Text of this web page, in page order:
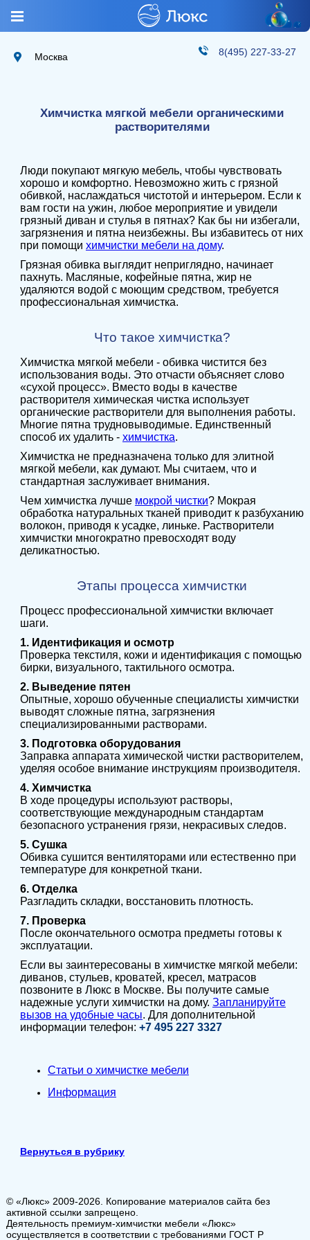
Москва 8(495) 227-33-27
Химчистка мягкой мебели органическими
растворителями
Люди покупают мягкую мебель, чтобы чувствовать
хорошо и комфортно. Невозможно жить с грязной
обивкой, наслаждаться чистотой и интерьером. Если к
вам гости на ужин, любое мероприятие и увидели
грязный диван и стулья в пятнах? Как бы ни избегали,
загрязнения и пятна неизбежны. Вы избавитесь от них
при помощи химчистки мебели на дому.
Грязная обивка выглядит неприглядно, начинает
пахнуть. Масляные, кофейные пятна, жир не
удаляются водой с моющим средством, требуется
профессиональная химчистка.
Что такое химчистка?
Химчистка мягкой мебели - обивка чистится без
использования воды. Это отчасти объясняет слово
«сухой процесс». Вместо воды в качестве
растворителя химическая чистка использует
органические растворители для выполнения работы.
Многие пятна трудновыводимые. Единственный
способ их удалить - химчистка.
Химчистка не предназначена только для элитной
мягкой мебели, как думают. Мы считаем, что и
стандартная заслуживает внимания.
Чем химчистка лучше мокрой чистки? Мокрая
обработка натуральных тканей приводит к разбуханию
волокон, приводя к усадке, линьке. Растворители
химчистки многократно превосходят воду
деликатностью.
Этапы процесса химчистки
Процесс профессиональной химчистки включает
шаги.
1. Идентификация и осмотр
Проверка текстиля, кожи и идентификация с помощью
бирки, визуального, тактильного осмотра.
2. Выведение пятен
Опытные, хорошо обученные специалисты химчистки
выводят сложные пятна, загрязнения
специализированными растворами.
3. Подготовка оборудования
Заправка аппарата химической чистки растворителем,
уделяя особое внимание инструкциям производителя.
4. Химчистка
В ходе процедуры используют растворы,
соответствующие международным стандартам
безопасного устранения грязи, некрасивых следов.
5. Сушка
Обивка сушится вентиляторами или естественно при
температуре для конкретной ткани.
6. Отделка
Разгладить складки, восстановить плотность.
7. Проверка
После окончательного осмотра предметы готовы к
эксплуатации.
Если вы заинтересованы в химчистке мягкой мебели:
диванов, стульев, кроватей, кресел, матрасов
позвоните в Люкс в Москве. Вы получите самые
надежные услуги химчистки на дому. Запланируйте
вызов на удобные часы. Для дополнительной
информации телефон: +7 495 227 3327
Статьи о химчистке мебели
Информация
Вернуться в рубрику
© «Люкс» 2009-2026. Копирование материалов сайта без
активной ссылки запрещено.
Деятельность премиум-химчистки мебели «Люкс»
осуществляется в соответствии с требованиями ГОСТ Р